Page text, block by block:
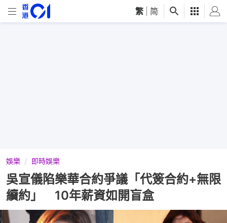
繁 简
娛樂 即時娛樂
吳宣儀陷樂華合約爭議「代簽合約+無限
續約」 10年薪資如開盲盒